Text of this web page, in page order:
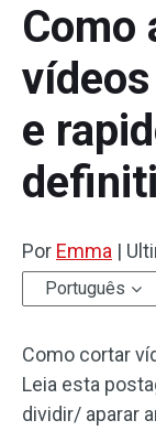
Edição
Proporção
Ajuste de
Aparar/
Efeitos de
Texto/
Efeitos de
Cor do vídeo
Dicas de
Gravador de
Conversor
Download
Como
e
Por Emma |
Português
Como cortar
Leia esta
dividir/ aparar